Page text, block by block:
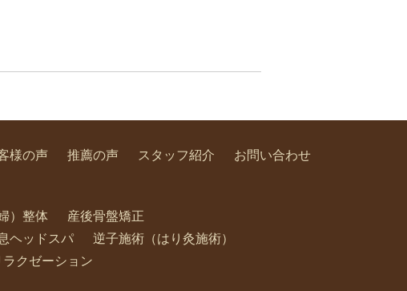
様の声 推薦の声 スタッフ紹介 お問い合わせ
）整体
産後骨盤矯正
ヘッドスパ
逆子施術（はり灸施術）
ラクゼーション